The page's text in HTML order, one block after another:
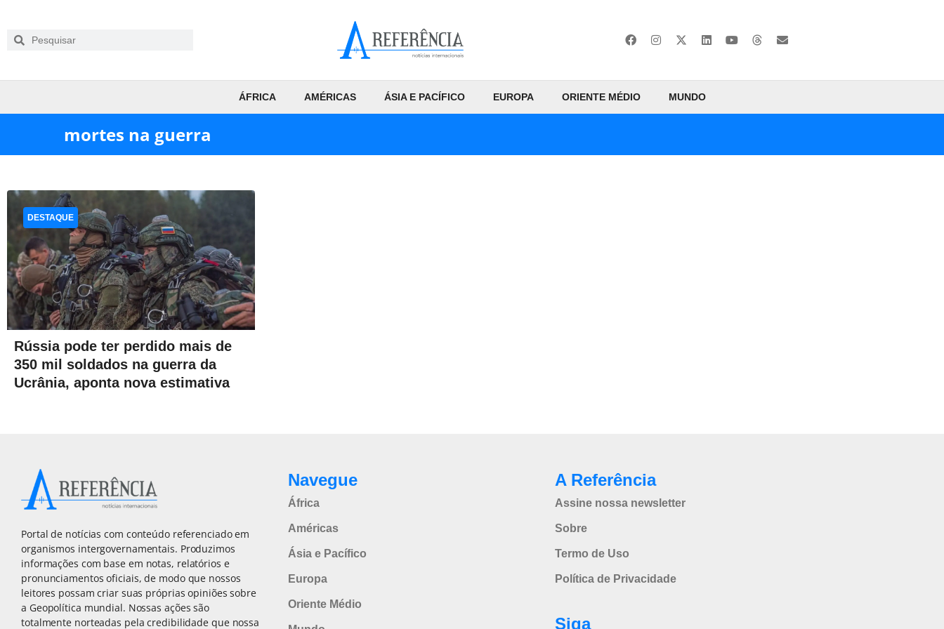
ÁFRICA AMÉRICAS ÁSIA E PACÍFICO EUROPA ORIENTE MÉDIO MUNDO
mortes na guerra
Rússia pode ter perdido mais de
350 mil soldados na guerra da
Ucrânia, aponta nova estimativa
DESTAQUE
Portal de notícias com conteúdo referenciado em
organismos intergovernamentais. Produzimos
informações com base em notas, relatórios e
pronunciamentos oficiais, de modo que nossos
leitores possam criar suas próprias opiniões sobre
a Geopolítica mundial. Nossas ações são
totalmente norteadas pela credibilidade que nossa
Navegue
África
Américas
Ásia e Pacífico
Europa
Oriente Médio
A Referência
Assine nossa newsletter
Sobre
Termo de Uso
Política de Privacidade
Siga